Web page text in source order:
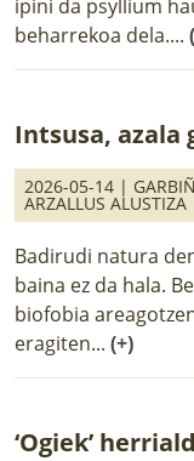
ipini da psyllium
beharrekoa dela....
Intsusa, azala
2026-05-14 |
ARZALLUS ALUSTIZA
Badirudi natura
baina ez da hala.
biofobia
eragiten... (+)
‘Ogiek’